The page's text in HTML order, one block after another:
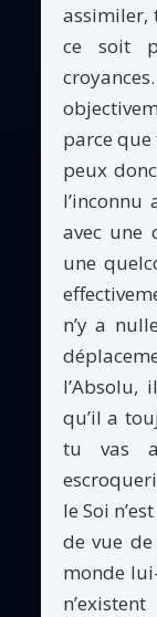
assimiler,
ce soit
parce que
peux
l’inconnu
avec une
une
n’y a
l’Absolu,
qu’il a
tu vas
le Soi
de vue de
monde